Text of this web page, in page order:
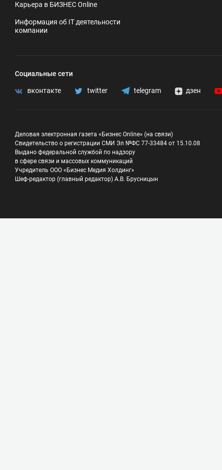
Карьера в БИЗНЕС Online
Информация об IT деятельности
компании
Социальные сети
вконтакте twitter telegram дзен
Деловая электронная газета «Бизнес Online» (на связи)
Свидетельство о регистрации СМИ Эл №ФС 77-33484 от 15.10.08
Выдано федеральной службой по надзору
в сфере связи и массовых коммуникаций
Учредитель ООО «Бизнес Медия Холдинг»
Шеф-редактор (главный редактор) А.В. Брусницын